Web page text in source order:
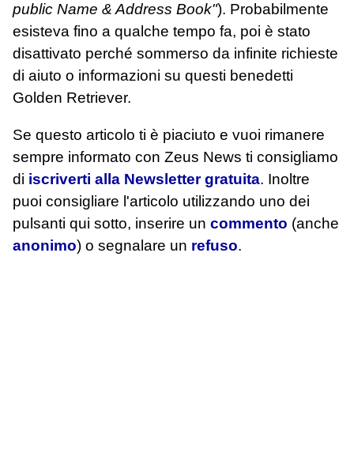
public Name & Address Book"). Probabilmente
esisteva fino a qualche tempo fa, poi è stato
disattivato perché sommerso da infinite richieste
di aiuto o informazioni su questi benedetti
Golden Retriever.
Se questo articolo ti è piaciuto e vuoi rimanere
sempre informato con Zeus News ti consigliamo
di iscriverti alla Newsletter gratuita. Inoltre
puoi consigliare l'articolo utilizzando uno dei
pulsanti qui sotto, inserire un commento (anche
anonimo) o segnalare un refuso.